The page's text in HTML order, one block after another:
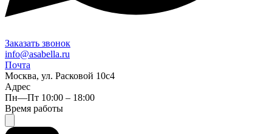
Заказать звонок
info@asabella.ru
Почта
Москва, ул. Расковой 10с4
Адрес
Пн—Пт 10:00 – 18:00
Время работы